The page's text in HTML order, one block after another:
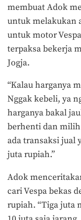
membuat Adok
untuk melakukan
untuk motor
terpaksa bekerja
Jogja.
“Kalau harganya
Nggak kebeli, ya
harganya bakal
berhenti dan milih
ada transaksi jual
juta rupiah.”
Adok
cari Vespa bekas
rupiah. “Tiga juta